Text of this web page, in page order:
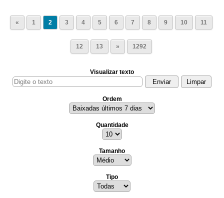
« 1 2 3 4 5 6 7 8 9 10 11
12 13 » 1292
Visualizar texto
Ordem
Quantidade
Tamanho
Tipo